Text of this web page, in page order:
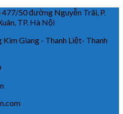
50 đường Nguyễn Trãi, P.
TP. Hà Nội
Giang - Thanh Liệt- Thanh